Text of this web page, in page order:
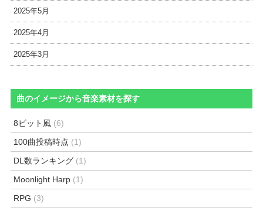
2025年5月
2025年4月
2025年3月
曲のイメージから音楽素材を探す
8ビット風 (6)
100曲投稿時点 (1)
DL数ランキング (1)
Moonlight Harp (1)
RPG (3)